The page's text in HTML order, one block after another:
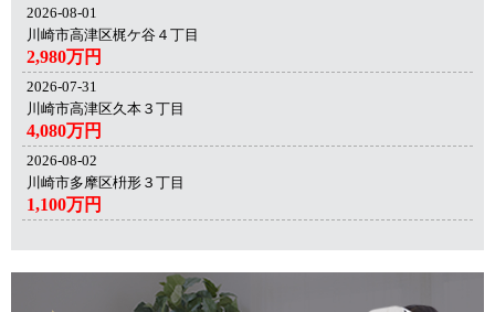
2026-08-01
川崎市高津区梶ケ谷４丁目
2,980万円
2026-07-31
川崎市高津区久本３丁目
4,080万円
2026-08-02
川崎市多摩区枡形３丁目
1,100万円